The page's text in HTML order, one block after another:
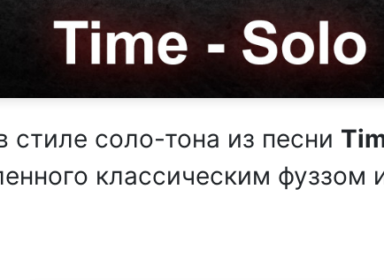
стиле соло-тона из песни
классическим